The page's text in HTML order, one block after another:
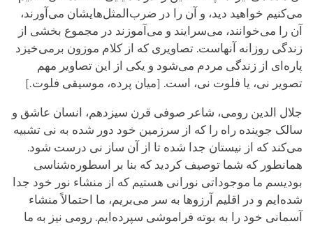
می‌کنیم خواهید دید، و آن را در ضرب‌المثل‌هایشان می‌آورند،
آن را می‌خوانند، می‌سرایند و می‌آموزند در مجموع بخشی از
زندگی روزانه آنهاست. تصاویری که از کلام موزون برمی‌خیزد
پاره‌ای از زندگی مردم می‌شود و یکی از این تصاویر مهم
تصویر نی، یا فلوت نی، است. [میان پرده، موسیقی فلوت.]
جلال الدین رومی، شاعر صوفی قرن سیزدهم، انسان عاشق و
سالک جوینده راه را که از سرزمین خود دور شده به نی تشبیه
می‌کند که از نیستان جدا شده تا از آن ساز نی درست شود.
همانطور که شما توصیف کردید که بنا بر اسطوره‌شناسی
بودیسم ما موجوداتی نورانی هستیم که از منشاء نور خود جدا
شده‌ایم و در اقلیم آرزوها به سر می‌بریم، ما احتمالاً منشاء
آسمانی خود را به بوته فراموشی سپرده‌ایم. رومی نیز به ما